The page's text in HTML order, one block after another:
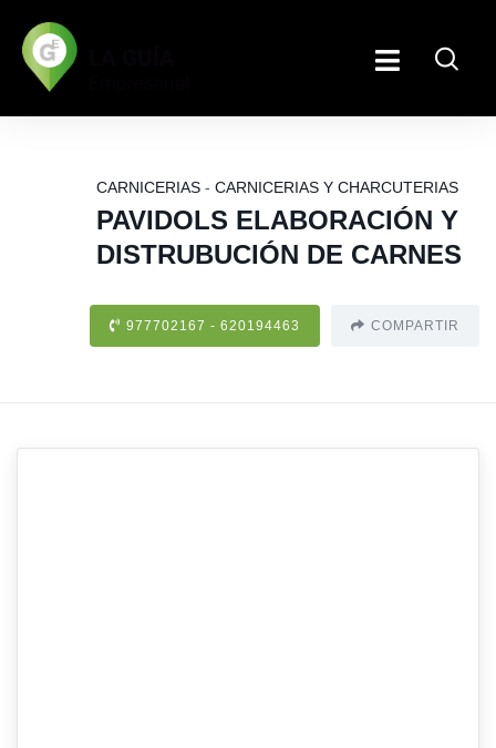
CARNICERIAS -CARNICERIAS Y CHARCUTERIAS
PAVIDOLS ELABORACIÓN Y
DISTRUBUCIÓN DE CARNES
977702167 - 620194463 COMPARTIR